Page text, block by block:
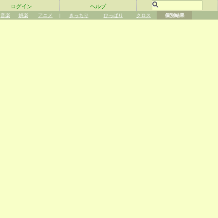
ログイン ヘルプ
音楽 娯楽 アニメ | きっちり ひっぱり クロス 個別結果